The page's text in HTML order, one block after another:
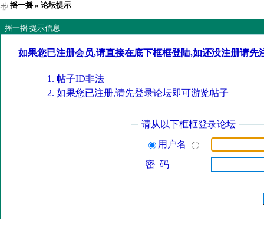
摇一摇» 论坛提示
摇一摇 提示信息
如果您已注册会员,请直接在底下框框登陆,如还没注册请先
帖子ID非法
如果您已注册,请先登录论坛即可游览帖子
请从以下框框登录论坛
用户名
密 码